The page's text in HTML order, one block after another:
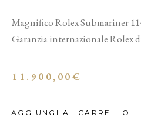
Magnifico Rolex Submariner
Garanzia internazionale Rolex
11.900,00€
AGGIUNGI AL CARRELLO